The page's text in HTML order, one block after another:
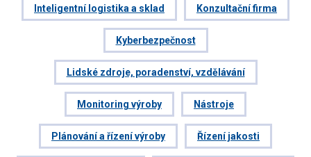
Inteligentní logistika a sklad Konzultační firma
Kyberbezpečnost
Lidské zdroje, poradenství, vzdělávání
Monitoring výroby Nástroje
Plánování a řízení výroby Řízení jakosti